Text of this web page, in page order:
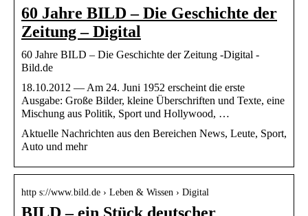
60 Jahre BILD – Die Geschichte der
Zeitung – Digital
60 Jahre BILD – Die Geschichte der Zeitung -Digital -
Bild.de
18.10.2012 — Am 24. Juni 1952 erscheint die erste
Ausgabe: Große Bilder, kleine Überschriften und Texte, eine
Mischung aus Politik, Sport und Hollywood, …
Aktuelle Nachrichten aus den Bereichen News, Leute, Sport,
Auto und mehr
http s://www.bild.de › Leben & Wissen › Digital